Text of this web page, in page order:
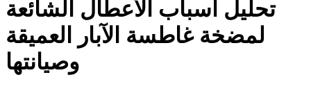
تحليل أسباب الأعطال الشائعة
لمضخة غاطسة الآبار العميقة
وصيانتها